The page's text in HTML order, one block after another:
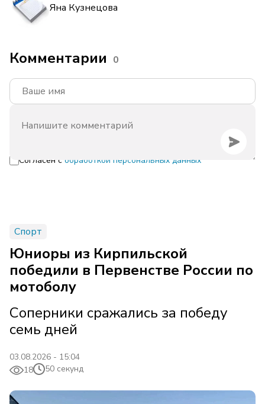
Яна Кузнецова
Комментарии 0
Согласен с обработкой персональных данных
Спорт
Юниоры из Кирпильской
победили в Первенстве России по
мотоболу
Соперники сражались за победу
семь дней
03.08.2026 - 15:04
18
50 секунд